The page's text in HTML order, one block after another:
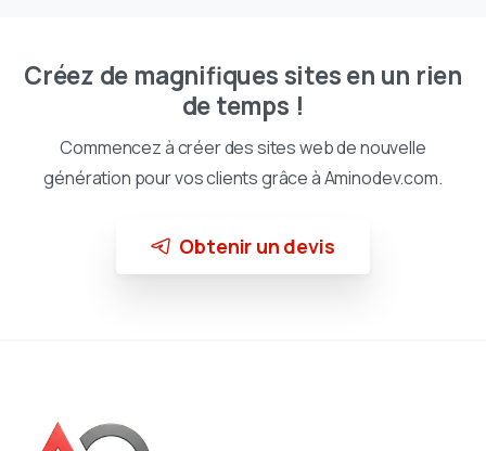
Créez de magnifiques sites en un rien
de temps !
Commencez à créer des sites web de nouvelle
génération pour vos clients grâce à Aminodev.com.
Obtenir un devis